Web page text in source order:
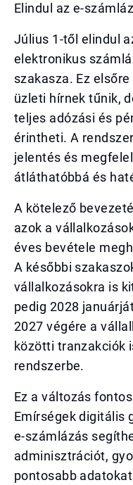
Elindul az e-
Július 1-től elindul
elektronikus
szakasza. Ez
üzleti hírnek tűnik,
teljes adózási és
érintheti. A
jelentés és
átláthatóbbá és
A kötelező
azok a
éves bevétele
A későbbi
vállalkozásokra is
pedig 2028
2027 végére a
közötti tranzakciók
rendszerbe.
Ez a változás
Emírségek digitális
e-számlázás
adminisztrációt,
pontosabb